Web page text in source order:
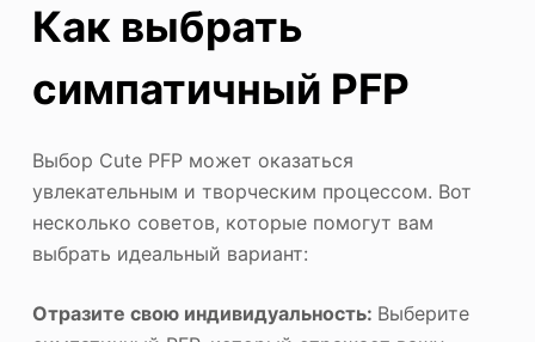
Как выбрать
симпатичный PFP
Выбор Cute PFP может оказаться
увлекательным и творческим процессом. Вот
несколько советов, которые помогут вам
выбрать идеальный вариант:
Отразите свою индивидуальность: Выберите